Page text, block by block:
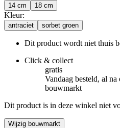
14 cm 18 cm
Kleur:
antraciet sorbet groen
Dit product wordt niet thuis
Click & collect
gratis
Vandaag besteld, al
bouwmarkt
Dit product is in deze winkel niet
Wijzig bouwmarkt